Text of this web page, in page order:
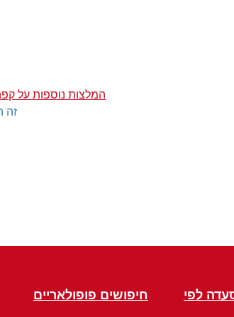
המלצות נוספות על
זה
לפי
חיפושים פופולאריים